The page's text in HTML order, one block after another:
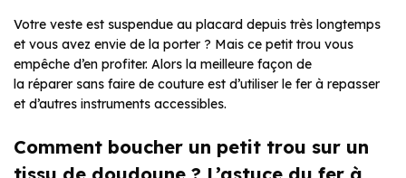
Votre veste est suspendue au placard depuis très longtemps
et vous avez envie de la porter ? Mais ce petit trou vous
empêche d’en profiter. Alors la meilleure façon de
la réparer sans faire de couture est d’utiliser le fer à repasser
et d’autres instruments accessibles.
Comment boucher un petit trou sur un